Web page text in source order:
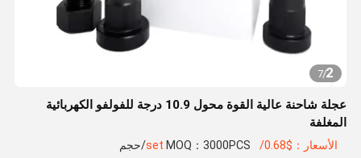
2
/
7
عجلة شاحنة عالية القوة محول 10.9 درجة للفولفو الكهربائية
المغلفة
الأسعار：$0.68/set MOQ：3000PCS/حجم